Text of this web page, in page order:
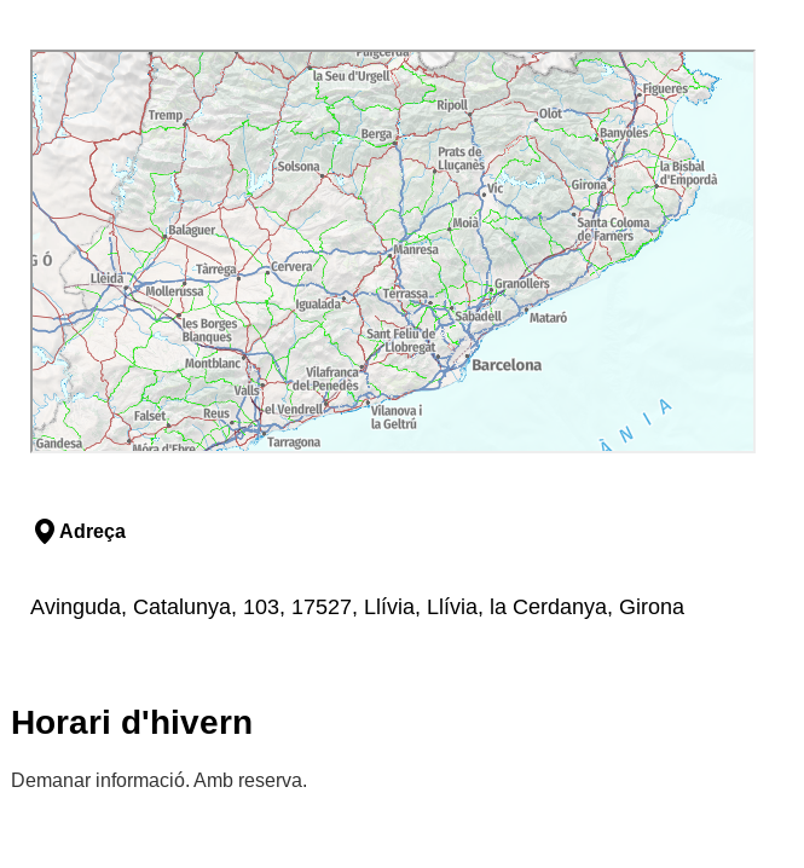
Adreça
Avinguda, Catalunya, 103, 17527, Llívia, Llívia, la Cerdanya, Girona
Horari d'hivern
Demanar informació. Amb reserva.